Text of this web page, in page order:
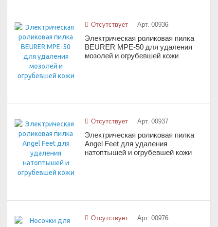
Отсутствует Арт. 00936
Электрическая роликовая пилка
BEURER MPE-50 для удаления
мозолей и огрубевшей кожи
Отсутствует Арт. 00937
Электрическая роликовая пилка
Angel Feet для удаления
натоптышей и огрубевшей кожи
Отсутствует Арт. 00976